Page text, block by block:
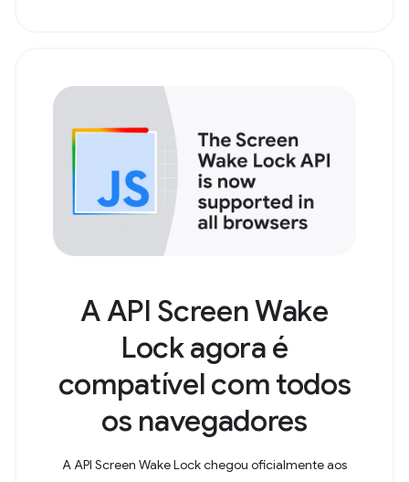
A API Screen Wake
Lock agora é
compatível com todos
os navegadores
A API Screen Wake Lock chegou oficialmente aos